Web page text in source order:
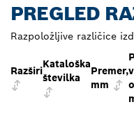
PREGLED
Razpoložljive različice
Razširi
Kataloška
številka
Premer,
mm